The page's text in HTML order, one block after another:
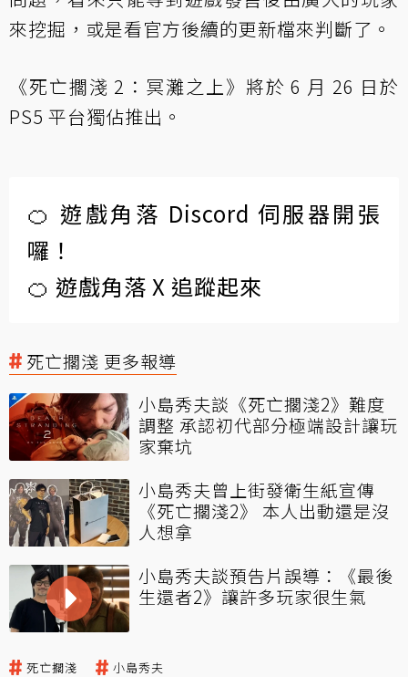
來挖掘，或是看官方後續的更新檔來判斷了。
《死亡擱淺 2：冥灘之上》將於 6 月 26 日於
PS5 平台獨佔推出。
🍊 遊戲角落 Discord 伺服器開張
囉！
🍊 遊戲角落 X 追蹤起來
死亡擱淺 更多報導
小島秀夫談《死亡擱淺2》難度
調整 承認初代部分極端設計讓玩
家棄坑
小島秀夫曾上街發衛生紙宣傳
《死亡擱淺2》 本人出動還是沒
人想拿
小島秀夫談預告片誤導：《最後
生還者2》讓許多玩家很生氣
死亡擱淺 小島秀夫